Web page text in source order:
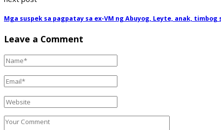
Mga suspek sa pagpatay sa ex-VM ng Abuyog, Leyte, anak, timbog
Leave a Comment